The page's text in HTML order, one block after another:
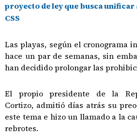
proyecto de ley que busca unificar
CSS
Las playas, según el cronograma
hace un par de semanas, sin
han decidido prolongar las
El propio presidente de la
Cortizo, admitió días atrás su
este tema e hizo un llamado a la
rebrotes.